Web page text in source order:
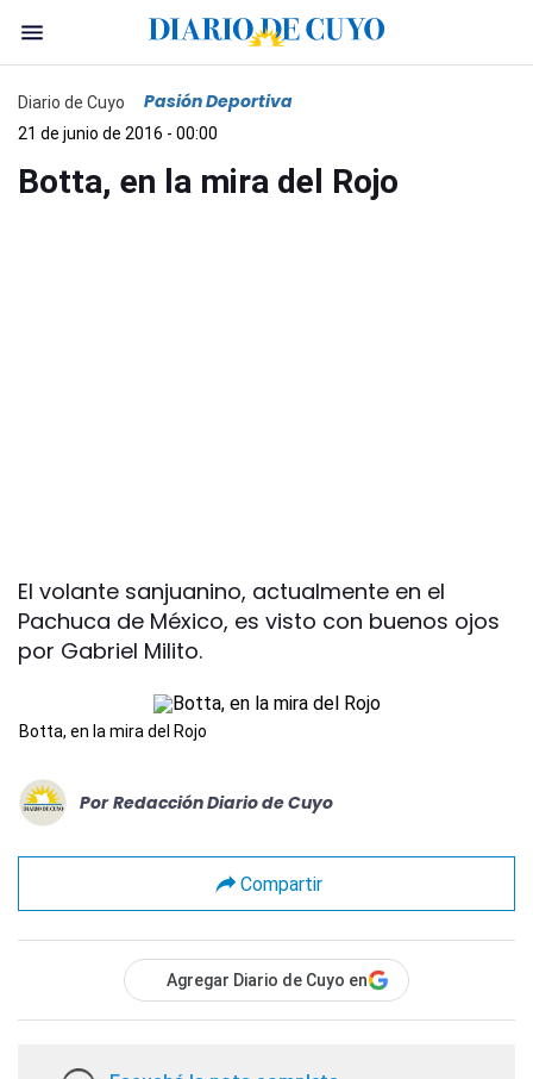
Diario de Cuyo Pasión Deportiva
21 de junio de 2016 - 00:00
Botta, en la mira del Rojo
El volante sanjuanino, actualmente en el
Pachuca de México, es visto con buenos ojos
por Gabriel Milito.
Botta, en la mira del Rojo
Por Redacción Diario de Cuyo
Compartir
Agregar Diario de Cuyo en